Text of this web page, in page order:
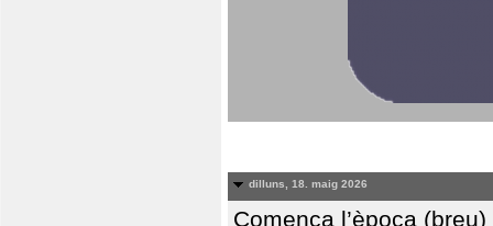
dilluns, 18. maig 2026
Comença l’època